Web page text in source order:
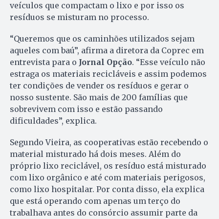
veículos que compactam o lixo e por isso os
resíduos se misturam no processo.
“Queremos que os caminhões utilizados sejam
aqueles com baú”, afirma a diretora da Coprec em
entrevista para o Jornal Opção. “Esse veículo não
estraga os materiais recicláveis e assim podemos
ter condições de vender os resíduos e gerar o
nosso sustente. São mais de 200 famílias que
sobrevivem com isso e estão passando
dificuldades”, explica.
Segundo Vieira, as cooperativas estão recebendo o
material misturado há dois meses. Além do
próprio lixo reciclável, os resíduo está misturado
com lixo orgânico e até com materiais perigosos,
como lixo hospitalar. Por conta disso, ela explica
que está operando com apenas um terço do
trabalhava antes do consórcio assumir parte da